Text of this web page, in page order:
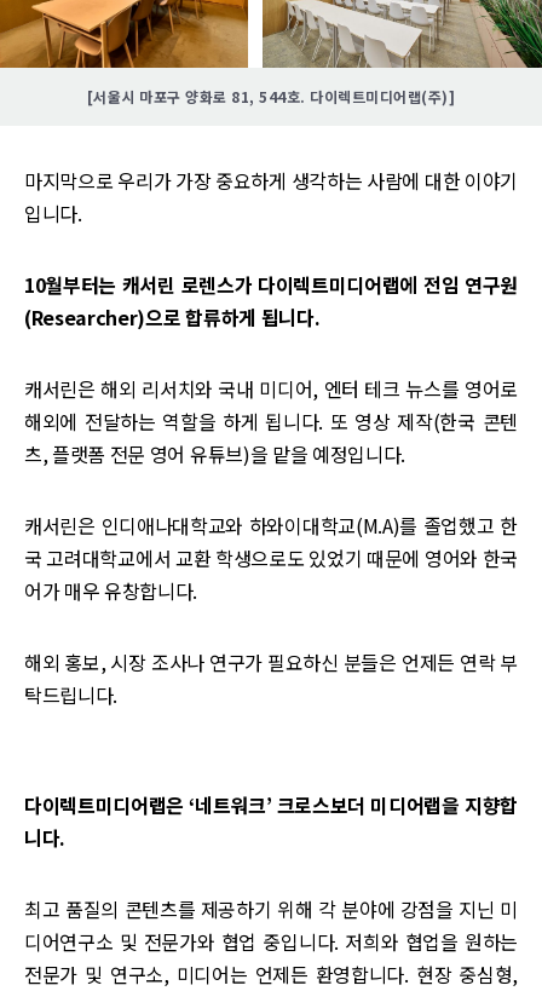
[서울시 마포구 양화로 81, 544호. 다이렉트미디어랩(주)]
마지막으로 우리가 가장 중요하게 생각하는 사람에 대한 이야기
입니다.
10월부터는 캐서린 로렌스가 다이렉트미디어랩에 전임 연구원
(Researcher)으로 합류하게 됩니다.
캐서린은 해외 리서치와 국내 미디어, 엔터 테크 뉴스를 영어로
해외에 전달하는 역할을 하게 됩니다. 또 영상 제작(한국 콘텐
츠, 플랫폼 전문 영어 유튜브)을 맡을 예정입니다.
캐서린은 인디애나대학교와 하와이대학교(M.A)를 졸업했고 한
국 고려대학교에서 교환 학생으로도 있었기 때문에 영어와 한국
어가 매우 유창합니다.
해외 홍보, 시장 조사나 연구가 필요하신 분들은 언제든 연락 부
탁드립니다.
다이렉트미디어랩은 ‘네트워크’ 크로스보더 미디어랩을 지향합
니다.
최고 품질의 콘텐츠를 제공하기 위해 각 분야에 강점을 지닌 미
디어연구소 및 전문가와 협업 중입니다. 저희와 협업을 원하는
전문가 및 연구소, 미디어는 언제든 환영합니다. 현장 중심형,